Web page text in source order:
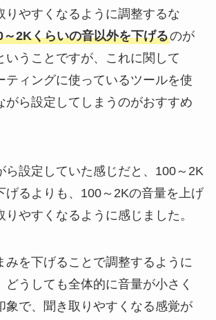
りやすくなるように調整するな
～2Kくらいの音以外を下げるのが
いうことですが、これに関して
ティングに使っているツールを使
がら設定してしまうのがおすすめ
ら設定していた感じだと、100～2K
げるよりも、100～2Kの音量を上げ
りやすくなるように感じました。
みを下げることで調整するように
どうしても全体的に音量が小さく
象で、聞き取りやすくなる感覚が